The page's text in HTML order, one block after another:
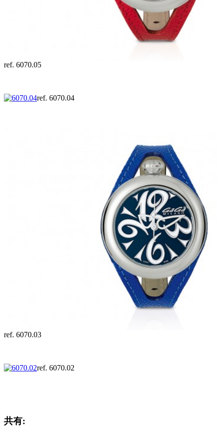
ref. 6070.05
ref. 6070.04
ref. 6070.03
ref. 6070.02
共有: